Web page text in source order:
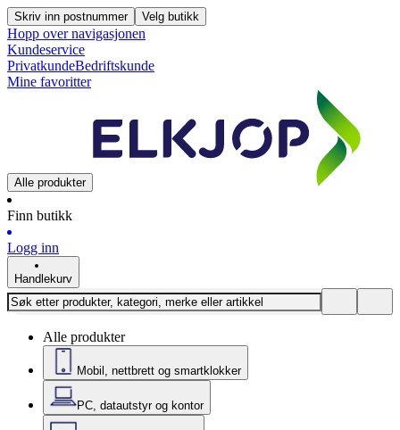
Skriv inn postnummer Velg butikk
Hopp over navigasjonen
Kundeservice
PrivatkundeBedriftskunde
Mine favoritter
Alle produkter
Finn butikk
Logg inn
Handlekurv
Alle produkter
Mobil, nettbrett og smartklokker
PC, datautstyr og kontor